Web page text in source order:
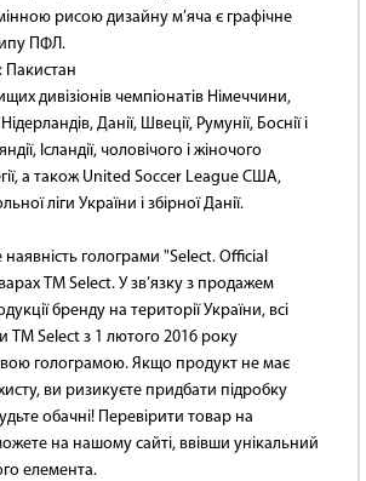
рисою дизайну м’яча є графічне
ПФЛ.
Пакистан
дивізіонів чемпіонатів Німеччини,
Данії, Швеції, Румунії, Боснії і
Ісландії, чоловічого і жіночого
а також United Soccer League США,
ліги України і збірної Данії.
наявність голограми "Select. Official
TM Select. У зв’язку з продажем
бренду на території України, всі
TM Select з 1 лютого 2016 року
голограмою. Якщо продукт не має
ви ризикуєте придбати підробку
обачні! Перевірити товар на
на нашому сайті, ввівши унікальний
елемента.